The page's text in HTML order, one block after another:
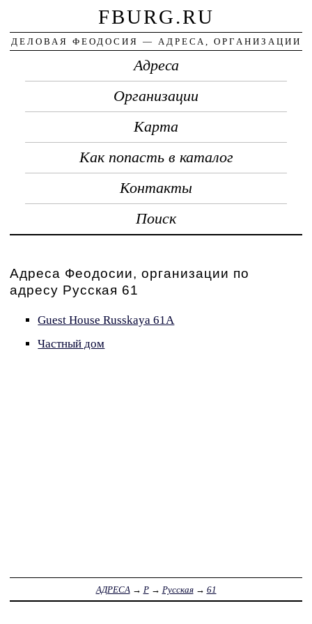
FBURG.RU
ДЕЛОВАЯ ФЕОДОСИЯ — АДРЕСА, ОРГАНИЗАЦИИ
Адреса
Организации
Карта
Как попасть в каталог
Контакты
Поиск
Адреса Феодосии, организации по
адресу Русская 61
Guest House Russkaya 61A
Частный дом
АДРЕСА → Р→ Русская→ 61